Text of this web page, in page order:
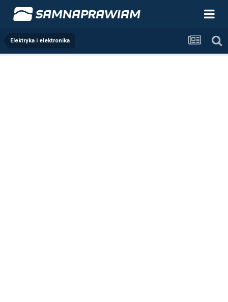
Elektryka i elektronika